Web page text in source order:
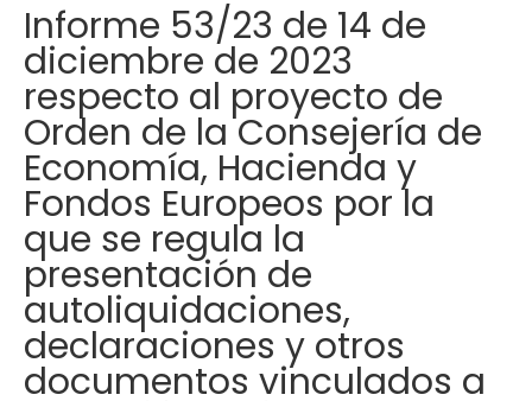
Informe 53/23 de 14 de
diciembre de 2023
respecto al proyecto de
Orden de la Consejería de
Economía, Hacienda y
Fondos Europeos por la
que se regula la
presentación de
autoliquidaciones,
declaraciones y otros
documentos vinculados a